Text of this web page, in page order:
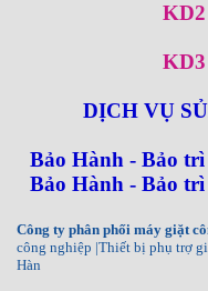
KD2
KD3
DỊCH VỤ
Bảo Hành - Bảo trì
Bảo Hành - Bảo trì
Công ty phân phối máy giặt
công nghiệp |Thiết bị phụ trợ
Hàn